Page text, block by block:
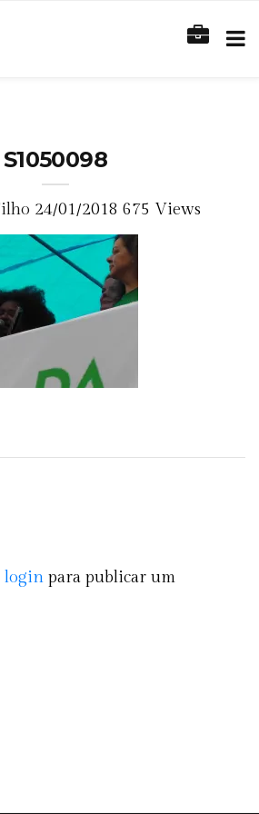
S1050098
24/01/2018 675 Views
login para publicar um